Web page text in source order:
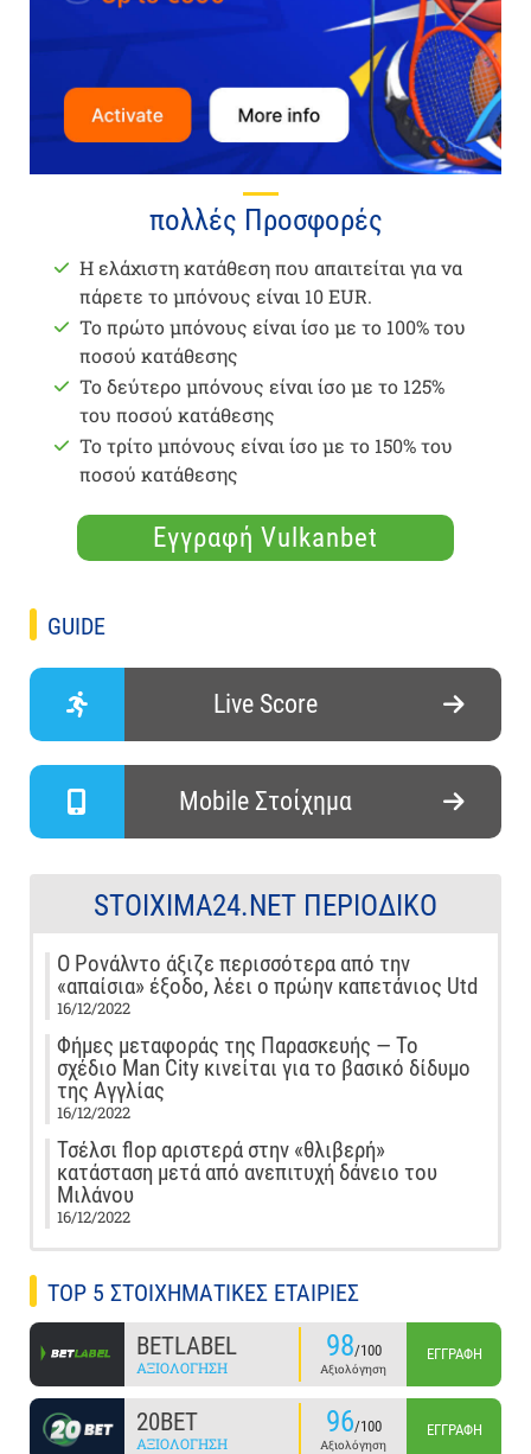
πολλές Προσφορές
Η ελάχιστη κατάθεση που απαιτείται για να
πάρετε το μπόνους είναι 10 EUR.
Το πρώτο μπόνους είναι ίσο με το 100% του
ποσού κατάθεσης
Το δεύτερο μπόνους είναι ίσο με το 125%
του ποσού κατάθεσης
Το τρίτο μπόνους είναι ίσο με το 150% του
ποσού κατάθεσης
Εγγραφή Vulkanbet
GUIDE
Live Score
Mobile Στοίχημα
STOIXIMA24.NET ΠΕΡΙΟΔΙΚΌ
Ο Ρονάλντο άξιζε περισσότερα από την
«απαίσια» έξοδο, λέει ο πρώην καπετάνιος Utd
16/12/2022
Φήμες μεταφοράς της Παρασκευής — Το
σχέδιο Man City κινείται για το βασικό δίδυμο
της Αγγλίας
16/12/2022
Τσέλσι flop αριστερά στην «θλιβερή»
κατάσταση μετά από ανεπιτυχή δάνειο του
Μιλάνου
16/12/2022
TOP 5 ΣΤΟΙΧΗΜΑΤΙΚΕΣ ΕΤΑΙΡΙΕΣ
BETLABEL
ΑΞΙΟΛΌΓΗΣΗ
98/100
Αξιολόγηση
ΕΓΓΡΑΦΉ
20BET
ΑΞΙΟΛΌΓΗΣΗ
96/100
Αξιολόγηση
ΕΓΓΡΑΦΉ